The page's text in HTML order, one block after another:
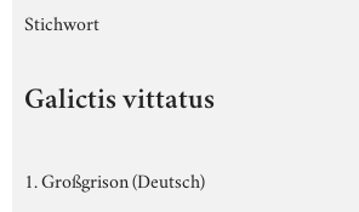
Stichwort
Galictis vittatus
1. Großgrison (Deutsch)